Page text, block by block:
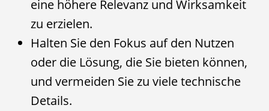
eine höhere Relevanz und Wirksamkeit
zu erzielen.
Halten Sie den Fokus auf den Nutzen
oder die Lösung, die Sie bieten können,
und vermeiden Sie zu viele technische
Details.